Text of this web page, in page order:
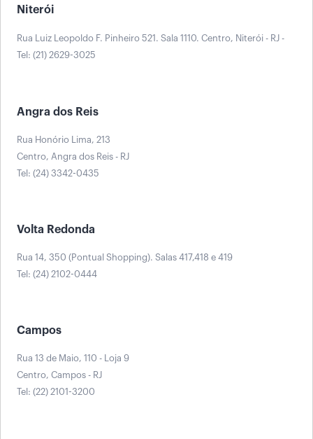
Niterói
Rua Luiz Leopoldo F. Pinheiro 521. Sala 1110. Centro, Niterói - RJ -
Tel: (21) 2629-3025
Angra dos Reis
Rua Honório Lima, 213
Centro, Angra dos Reis - RJ
Tel: (24) 3342-0435
Volta Redonda
Rua 14, 350 (Pontual Shopping). Salas 417,418 e 419
Tel: (24) 2102-0444
Campos
Rua 13 de Maio, 110 - Loja 9
Centro, Campos - RJ
Tel: (22) 2101-3200